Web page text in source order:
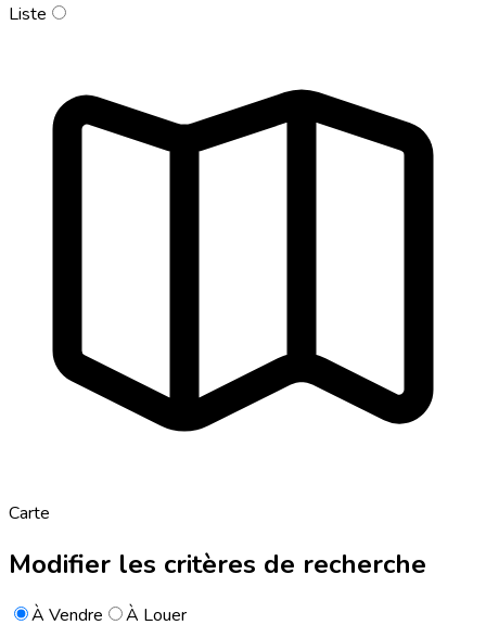
Liste
Carte
Modifier les critères de recherche
À Vendre
À Louer